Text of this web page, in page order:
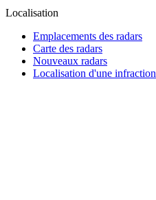
Localisation
Emplacements des radars
Carte des radars
Nouveaux radars
Localisation d'une infraction